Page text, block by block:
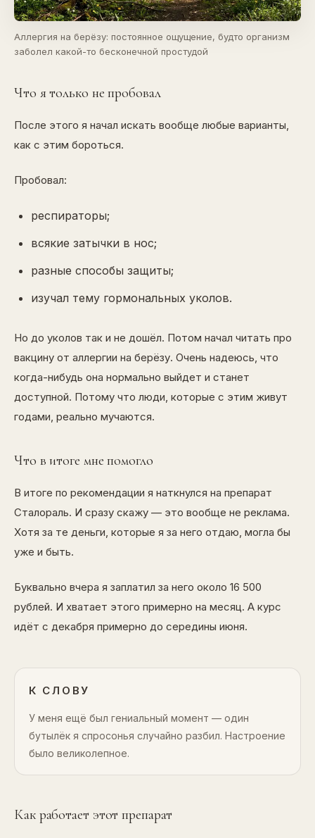
Аллергия на берёзу: постоянное ощущение, будто организм
заболел какой-то бесконечной простудой
Что я только не пробовал
После этого я начал искать вообще любые варианты,
как с этим бороться.
Пробовал:
респираторы;
всякие затычки в нос;
разные способы защиты;
изучал тему гормональных уколов.
Но до уколов так и не дошёл. Потом начал читать про
вакцину от аллергии на берёзу. Очень надеюсь, что
когда-нибудь она нормально выйдет и станет
доступной. Потому что люди, которые с этим живут
годами, реально мучаются.
Что в итоге мне помогло
В итоге по рекомендации я наткнулся на препарат
Сталораль. И сразу скажу — это вообще не реклама.
Хотя за те деньги, которые я за него отдаю, могла бы
уже и быть.
Буквально вчера я заплатил за него около 16 500
рублей. И хватает этого примерно на месяц. А курс
идёт с декабря примерно до середины июня.
К СЛОВУ
У меня ещё был гениальный момент — один
бутылёк я спросонья случайно разбил. Настроение
было великолепное.
Как работает этот препарат